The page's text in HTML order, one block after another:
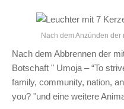
Nach dem Anzünden
Nach dem Abbrennen der
Botschaft " Umoja – “To
family, community, nation,
you? "und eine weitere